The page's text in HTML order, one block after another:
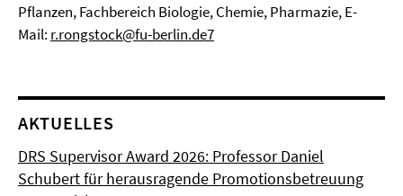
Pflanzen, Fachbereich Biologie, Chemie, Pharmazie, E-
Mail: r.rongstock@fu-berlin.de7
AKTUELLES
DRS Supervisor Award 2026: Professor Daniel
Schubert für herausragende Promotionsbetreuung